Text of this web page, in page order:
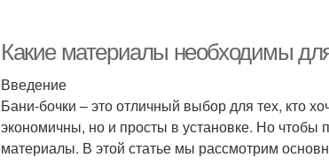
Какие материалы необходимы
Введение
Бани-бочки – это отличный выбор для тех, кто
экономичны, но и просты в установке. Но чтобы
материалы. В этой статье мы рассмотрим